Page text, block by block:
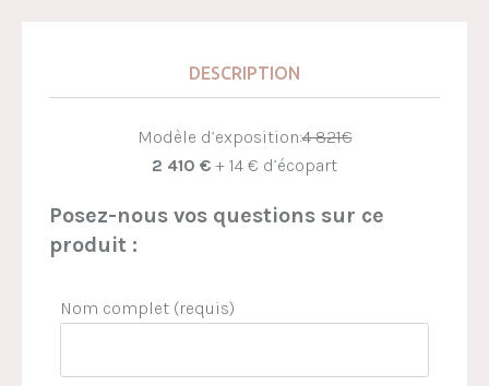
DESCRIPTION
Modèle d’exposition:4 821€
2 410 € + 14 € d’écopart
Posez-nous vos questions sur ce
produit :
Nom complet (requis)